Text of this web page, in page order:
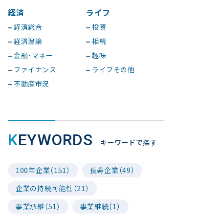
経済
経済総合
経済理論
金融・マネー
ファイナンス
不動産市況
ライフ
投資
相続
趣味
ライフその他
KEYWORDS キーワードで探す
100年企業（151）
長寿企業（49）
企業の持続可能性（21）
事業承継（51）
事業継続（1）